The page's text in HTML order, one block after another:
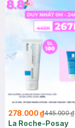
278.000 ₫445.000 ₫
La Roche-Posay